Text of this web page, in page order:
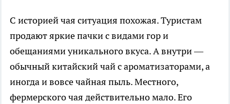
С историей чая ситуация похожая. Туристам
продают яркие пачки с видами гор и
обещаниями уникального вкуса. А внутри —
обычный китайский чай с ароматизаторами, а
иногда и вовсе чайная пыль. Местного,
фермерского чая действительно мало. Его